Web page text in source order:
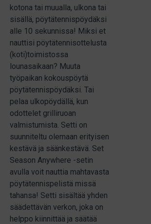
kotona tai muualla, ulkona tai
sisällä, pöytätennispöydäksi
alle 10 sekunnissa! Miksi et
nauttisi pöytätennisottelusta
(koti)toimistossa
lounasaikaan? Muuta
työpaikan kokouspöytä
pöytätennispöydäksi. Tai
pelaa ulkopöydällä, kun
odottelet grilliruoan
valmistumista. Setti on
suunniteltu olemaan erityisen
kestävä ja säänkestävä. Set
Season Anywhere -setin
avulla voit nauttia mahtavasta
pöytätennispelistä missä
tahansa! Setti sisältää yhden
säädettävän verkon, joka on
helppo kiinnittää ja säätää